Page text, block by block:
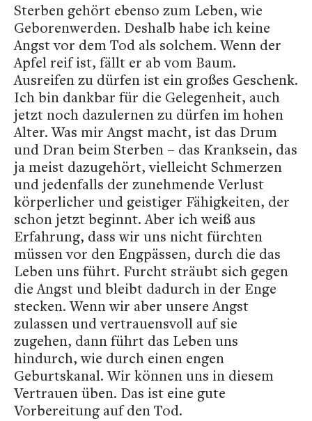
Sterben gehört ebenso zum Leben, wie
Geborenwerden. Deshalb habe ich keine
Angst vor dem Tod als solchem. Wenn der
Apfel reif ist, fällt er ab vom Baum.
Ausreifen zu dürfen ist ein großes Geschenk.
Ich bin dankbar für die Gelegenheit, auch
jetzt noch dazulernen zu dürfen im hohen
Alter. Was mir Angst macht, ist das Drum
und Dran beim Sterben – das Kranksein, das
ja meist dazugehört, vielleicht Schmerzen
und jedenfalls der zunehmende Verlust
körperlicher und geistiger Fähigkeiten, der
schon jetzt beginnt. Aber ich weiß aus
Erfahrung, dass wir uns nicht fürchten
müssen vor den Engpässen, durch die das
Leben uns führt. Furcht sträubt sich gegen
die Angst und bleibt dadurch in der Enge
stecken. Wenn wir aber unsere Angst
zulassen und vertrauensvoll auf sie
zugehen, dann führt das Leben uns
hindurch, wie durch einen engen
Geburtskanal. Wir können uns in diesem
Vertrauen üben. Das ist eine gute
Vorbereitung auf den Tod.